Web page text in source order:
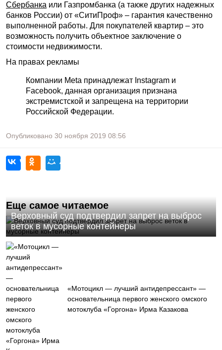
Сбербанка или Газпромбанка (а также других надежных
банков России) от «СитиПроф» – гарантия качественно
выполненной работы. Для покупателей квартир – это
возможность получить объектное заключение о
стоимости недвижимости.
На правах рекламы
Компании Meta принадлежат Instagram и
Facebook, данная организация признана
экстремистской и запрещена на территории
Российской Федерации.
Опубликовано 30 ноября 2019 08:56
Еще самое читаемое
Верховный суд подтвердил запрет на выброс
веток в мусорные контейнеры
«Мотоцикл — лучший антидепрессант» —
основательница первого женского омского
мотоклуба «Горгона» Ирма Казакова